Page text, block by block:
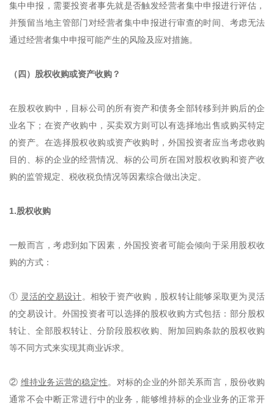
集中申报，需要投资者事先就是否触发经营者集中申报进行评估，
并预留当地主管部门对经营者集中申报进行审查的时间、考虑无法
通过经营者集中申报可能产生的风险及应对措施。
（四）股权收购或资产收购？
在股权收购中，目标公司的所有资产和债务全部转移到并购后的企
业名下；在资产收购中，买卖双方则可以有选择地出售或购买特定
的资产。在选择股权收购或资产收购时，外国投资者应当考虑收购
目的、标的企业的经营情况、标的公司所在国对股权收购和资产收
购的监管规定、税收税负情况等因素综合做出决定。
1.股权收购
一般而言，考虑到如下因素，外国投资者可能会倾向于采用股权收
购的方式：
① 灵活的交易设计。相较于资产收购，股权转让能够采取更为灵活
的交易设计。外国投资者可以选择的股权收购方式包括：部分股权
转让、全部股权转让、分阶段股权收购、附加回购条款的股权收购
等不同方式来实现其商业诉求。
② 维持业务运营的稳定性。对标的企业的外部关系而言，股份收购
通常不会中断正常进行中的业务，能够维持标的企业业务的正常开